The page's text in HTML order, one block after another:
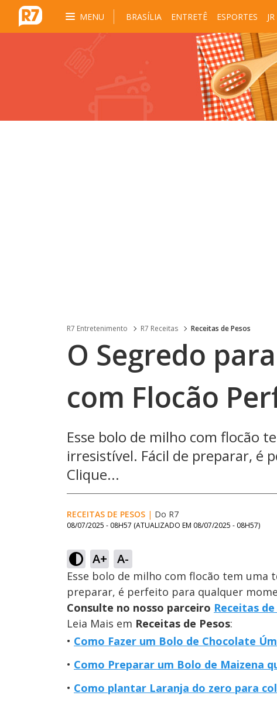
MENU BRASÍLIA ENTRETÊ ESPORTES
R7 Entretenimento R7 Receitas Receitas de Pesos
O Segredo
com Flocão
Esse bolo de milho com flocão
irresistível. Fácil de preparar, é
Clique...
RECEITAS DE PESOS | Do R7
08/07/2025 - 08H57 (ATUALIZADO EM 08/07/2025 - 08H57)
A+ A-
Esse bolo de milho com flocão tem uma
preparar, é perfeito para qualquer
Consulte no nosso parceiro Receitas
Leia Mais em Receitas de Pesos:
Como Fazer um Bolo de Chocolate
Como Preparar um Bolo de Maizena
Como plantar Laranja do zero para